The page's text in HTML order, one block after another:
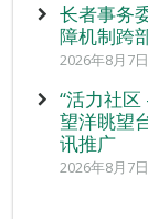
长者事务
障机制跨
2026年8月7
“活力社
望洋眺望
讯推广
2026年8月7